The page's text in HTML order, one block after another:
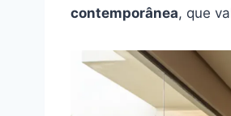
contemporânea, que